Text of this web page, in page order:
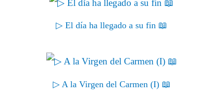
▷ El día ha llegado a su fin 📖
▷ A la Virgen del Carmen (I) 📖